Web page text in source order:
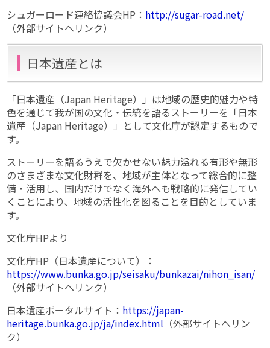
シュガーロード連絡協議会HP： http://sugar-road.net/
（外部サイトへリンク）
日本遺産とは
「日本遺産（Japan Heritage）」は地域の歴史的魅力や特
色を通じて我が国の文化・伝統を語るストーリーを「日本
遺産（Japan Heritage）」として文化庁が認定するもので
す。
ストーリーを語るうえで欠かせない魅力溢れる有形や無形
のさまざまな文化財群を、地域が主体となって総合的に整
備・活用し、国内だけでなく海外へも戦略的に発信してい
くことにより、地域の活性化を図ることを目的としていま
す。
文化庁HPより
文化庁HP（日本遺産について）：
https://www.bunka.go.jp/seisaku/bunkazai/nihon_isan/
（外部サイトへリンク）
日本遺産ポータルサイト： https://japan-
heritage.bunka.go.jp/ja/index.html （外部サイトへリン
ク）